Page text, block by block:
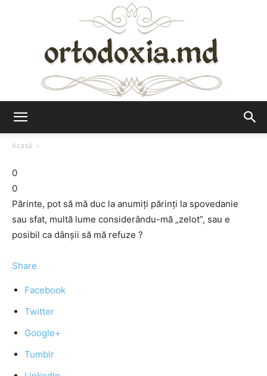
Acasă
0
0
Părinte, pot să mă duc la anumiţi părinţi la spovedanie
sau sfat, multă lume considerându-mă „zelot”, sau e
posibil ca dânşii să mă refuze ?
Share
Facebook
Twitter
Google+
Tumblr